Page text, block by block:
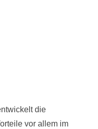
die
vor allem im